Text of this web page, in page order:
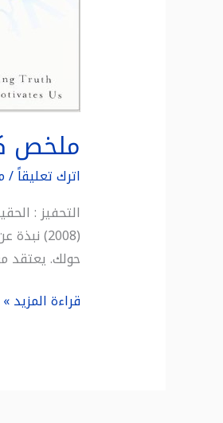
ملخص
اترك تعليقاً/
(2008)
حولك. يعتقد
قراءة المزيد »